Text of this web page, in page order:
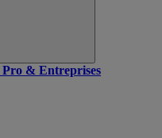
Pro & Entreprises